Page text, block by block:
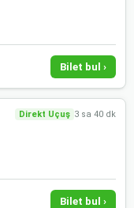
Bilet bul ›
Direkt Uçuş 3 sa 40 dk
Bilet bul ›